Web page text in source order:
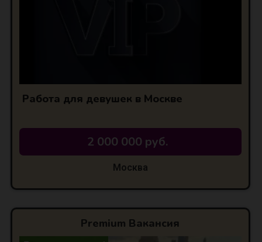
Работа для девушек в Москве
2 000 000 руб.
Москва
Premium Вакансия